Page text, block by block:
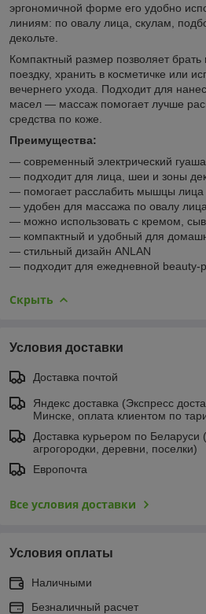
эргономичной форме его удобно
линиям: по овалу лица, скулам,
декольте.
Компактный размер позволяет
поездку, хранить в косметичке или
вечернего ухода. Подходит для
масел — массаж помогает лучше
средства по коже.
Преимущества:
— современный электрический
— подходит для лица, шеи и зоны
— помогает расслабить мышцы лица
— удобен для массажа по овалу
— можно использовать с кремом,
— компактный и удобный для
— стильный дизайн ANLAN
— подходит для ежедневной beauty-
Скрыть
Условия доставки
Доставка почтой
Яндекс доставка (Экспресс
Минске, оплата клиентом по
Доставка курьером по Беларуси
агрогородки, деревни, поселки)
Европочта
Все условия доставки
Условия оплаты
Наличными
Безналичный расчет